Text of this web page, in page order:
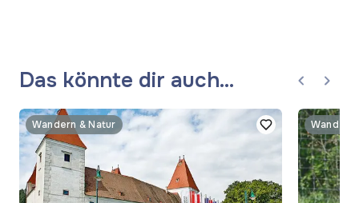
Das könnte dir auch
gefallen
Wandern & Natur Wandern